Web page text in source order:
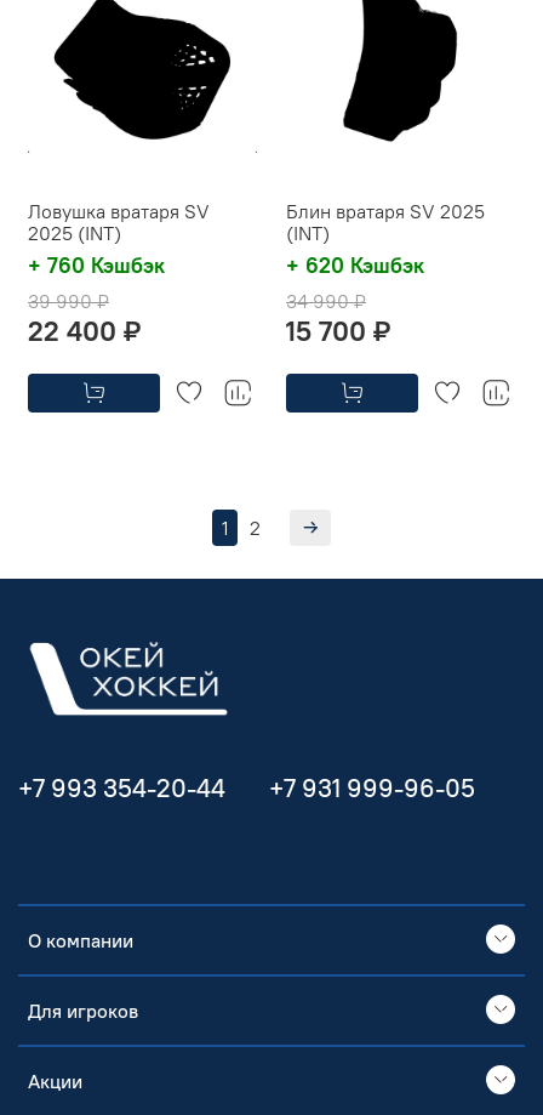
Ловушка вратаря SV
2025 (INT)
+ 760 Кэшбэк
39 990 ₽
22 400 ₽
Блин вратаря SV 2025
(INT)
+ 620 Кэшбэк
34 990 ₽
15 700 ₽
1 2
О компании
Для игроков
Акции
+7 993 354-20-44 +7 931 999-96-05